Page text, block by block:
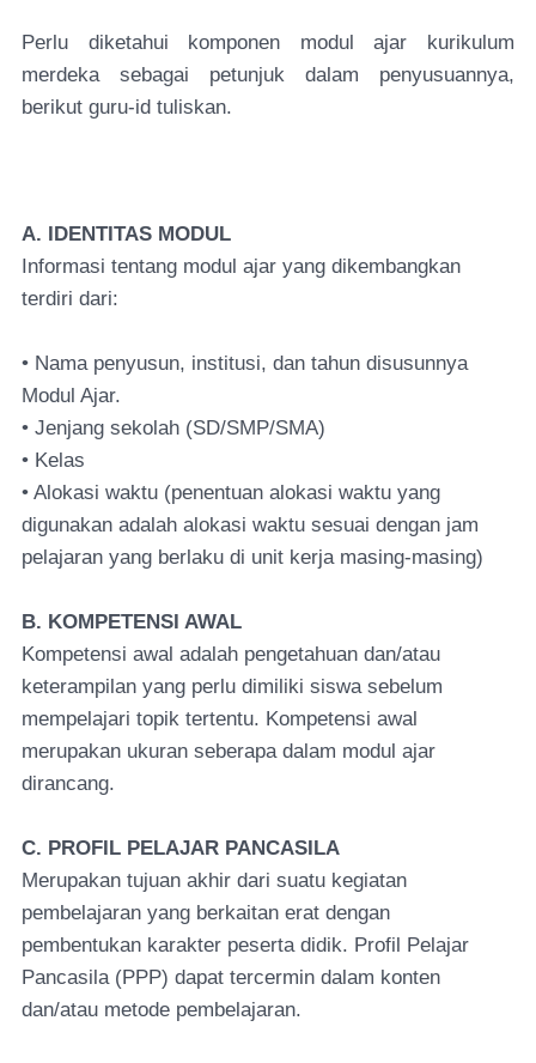
Perlu diketahui komponen modul ajar kurikulum
merdeka sebagai petunjuk dalam penyusuannya,
berikut guru-id tuliskan.
A. IDENTITAS MODUL
Informasi tentang modul ajar yang dikembangkan
terdiri dari:
• Nama penyusun, institusi, dan tahun disusunnya
Modul Ajar.
• Jenjang sekolah (SD/SMP/SMA)
• Kelas
• Alokasi waktu (penentuan alokasi waktu yang
digunakan adalah alokasi waktu sesuai dengan jam
pelajaran yang berlaku di unit kerja masing-masing)
B. KOMPETENSI AWAL
Kompetensi awal adalah pengetahuan dan/atau
keterampilan yang perlu dimiliki siswa sebelum
mempelajari topik tertentu. Kompetensi awal
merupakan ukuran seberapa dalam modul ajar
dirancang.
C. PROFIL PELAJAR PANCASILA
Merupakan tujuan akhir dari suatu kegiatan
pembelajaran yang berkaitan erat dengan
pembentukan karakter peserta didik. Profil Pelajar
Pancasila (PPP) dapat tercermin dalam konten
dan/atau metode pembelajaran.